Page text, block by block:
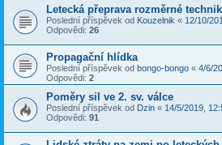
Letecká přeprava rozměrné
Poslední příspěvek od Kouzelnik « 12/10/
Odpovědi: 26
Propagační hlídka
Poslední příspěvek od bongo-bongo « 4/6/
Odpovědi: 2
Poměry sil ve 2. sv. válce
Poslední příspěvek od Dzin « 14/5/2019,
Odpovědi: 91